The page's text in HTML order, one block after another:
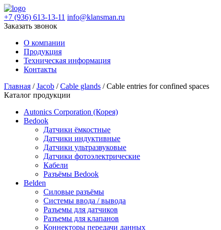
+7 (936) 613-13-11 info@klansman.ru
Заказать звонок
О компании
Продукция
Техническая информация
Контакты
Главная /Jacob /Cable glands / Cable entries for confined spaces
Каталог продукции
Autonics Corporation (Корея)
Bedook
Датчики ёмкостные
Датчики индуктивные
Датчики ультразвуковые
Датчики фотоэлектрические
Кабели
Разъёмы Bedook
Belden
Силовые разъёмы
Системы ввода / вывода
Разъемы для датчиков
Разъемы для клапанов
Коннекторы передачи данных